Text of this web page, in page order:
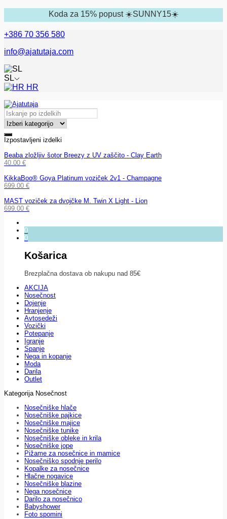
Koda za 15% popust ☀️SUNNY15☀️
+386 70 356 580
info@ajatutaja.com
SL
HR
Izpostavljeni izdelki
Beaba zložljiv šotor Breezy z UV zaščito - Clay Earth
40.00 €
KikkaBoo® Goya Platinum voziček 2v1 - Champagne
699.00 €
MAST voziček za dvojčke M. Twin X Light - Lion
699.00 €
0
0
Košarica
Brezplačna dostava ob nakupu nad 85€
AKCIJA
Nosečnost
Dojenje
Hranjenje
Avtosedeži
Vozički
Potepanje
Igranje
Spanje
Nega in kopanje
Moda
Darila
Outlet
Kategorija Nosečnost
Nosečniške hlače
Nosečniške pajkice
Nosečniške majice
Nosečniške tunike
Nosečniške obleke in krila
Nosečniške jope
Pižame za nosečnice in mamice
Nosečniško spodnje perilo
Kopalke za nosečnice
Hlačne nogavice
Nosečniške blazine
Nega nosečnice
Darilo za nosečnico
Babyshower
Foto spomini